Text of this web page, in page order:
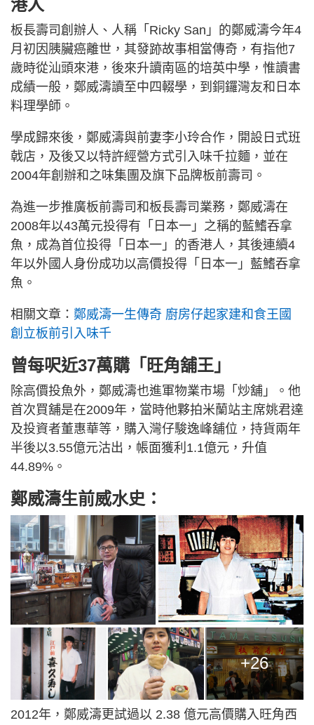
港人
板長壽司創辦人、人稱「Ricky San」的鄭威濤今年4
月初因胰臟癌離世，其發跡故事相當傳奇，有指他7
歲時從汕頭來港，後來升讀南區的培英中學，惟讀書
成績一般，鄭威濤讀至中四輟學，到銅鑼灣友和日本
料理學師。
學成歸來後，鄭威濤與前妻李小玲合作，開設日式班
戟店，及後又以特許經營方式引入味千拉麵，並在
2004年創辦和之味集團及旗下品牌板前壽司。
為進一步推廣板前壽司和板長壽司業務，鄭威濤在
2008年以43萬元投得有「日本一」之稱的藍鰭吞拿
魚，成為首位投得「日本一」的香港人，其後連續4
年以外國人身份成功以高價投得「日本一」藍鰭吞拿
魚。
相關文章： 鄭威濤一生傳奇 廚房仔起家建和食王國
創立板前引入味千
曾每呎近37萬購「旺角舖王」
除高價投魚外，鄭威濤也進軍物業市場「炒舖」。他
首次買舖是在2009年，當時他夥拍米蘭站主席姚君達
及投資者董惠華等，購入灣仔駿逸峰舖位，持貨兩年
半後以3.55億元沽出，帳面獲利1.1億元，升值
44.89%。
鄭威濤生前威水史：
+26
2012年，鄭威濤更試過以 2.38 億元高價購入旺角西